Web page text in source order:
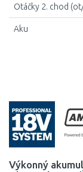
Výkonný
Otáčky 2. chod
Aku